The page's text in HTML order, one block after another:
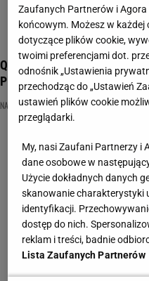
Quiz, który musisz
Piątce?
NAJNOWSZE QUIZY DZISIAJ DODANE QUIZ
Zaufanych Partnerów i
końcowym. Możesz w
dotyczące plików cookie,
twoimi preferencjami dot.
odnośnik „Ustawienia
przechodząc do „Ustawień
ustawień plików cookie
przeglądarki.
My, nasi Zaufani Partnerzy i
dane osobowe w
Użycie dokładnych danych
skanowanie charakterystyki
identyfikacji.
dostęp do nich.
reklam i treści, badnie
Lista Zaufanych Partnerów